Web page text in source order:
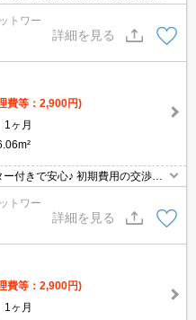
トワー
詳細を見る
費等：2,900円)
1ヶ月
付きで安心♪ 初期費用の交渉
トワー
詳細を見る
費等：2,900円)
1ヶ月